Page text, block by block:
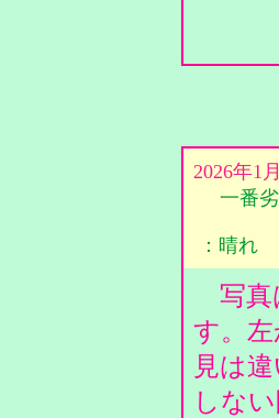
2026年1
一番
：晴れ
写真
す。左
見は
しな